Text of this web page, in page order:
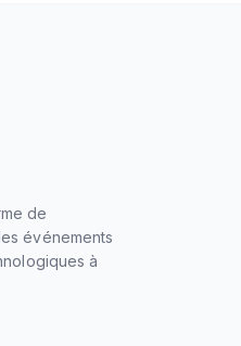
de
événements
à